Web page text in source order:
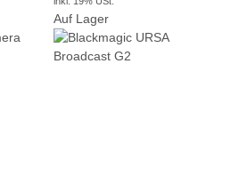
Auf Lager